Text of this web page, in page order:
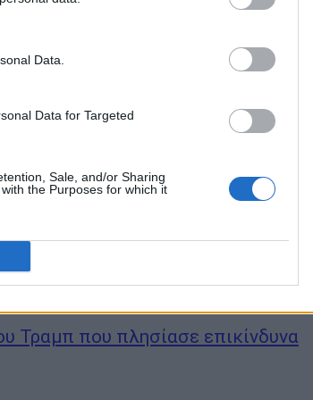
Data.
Data for Targeted
Sale, and/or Sharing
the Purposes for which it
Ελλάδα υπογραμμίζουν ο Άδωνις Γεωργιάδης
τους στο αμερικανικό μέσο Breitbart News. «Ο
Κύπρου: «Ψήφος
ηλεκτρικής διασύνδεσης Ελλάδας – Κύπρου και
ο υπουργός Περιβάλλοντος και Ενέργειας Σταύρος
Τραμπ που πλησίασε επικίνδυνα